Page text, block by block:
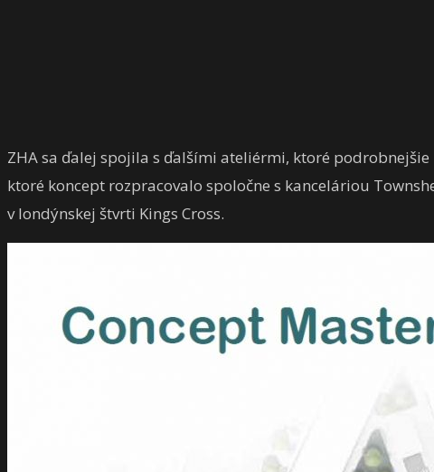
ZHA sa ďalej spojila s ďalšími ateliérmi, ktoré
ktoré koncept rozpracovalo spoločne s kanceláriou
v londýnskej štvrti Kings Cross.